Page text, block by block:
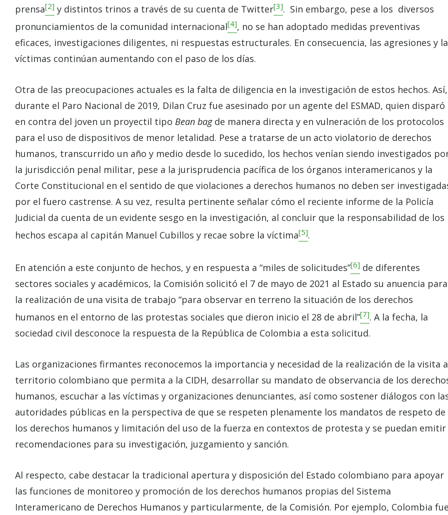
prensa[2] y distintos trinos a través de su cuenta de Twitter[3]. Sin embargo, pese a los diversos
pronunciamientos de la comunidad internacional[4], no se han adoptado medidas preventivas
eficaces, investigaciones diligentes, ni respuestas estructurales. En consecuencia, las agresiones y
víctimas continúan aumentando con el paso de los días.
Otra de las preocupaciones actuales es la falta de diligencia en la investigación de estos hechos. Así,
durante el Paro Nacional de 2019, Dilan Cruz fue asesinado por un agente del ESMAD, quien disparó
en contra del joven un proyectil tipo Bean bagde manera directa y en vulneración de los protocolos
para el uso de dispositivos de menor letalidad. Pese a tratarse de un acto violatorio de derechos
humanos, transcurrido un año y medio desde lo sucedido, los hechos venían siendo investigados
la jurisdicción penal militar, pese a la jurisprudencia pacífica de los órganos interamericanos y la
Corte Constitucional en el sentido de que violaciones a derechos humanos no deben ser
por el fuero castrense. A su vez, resulta pertinente señalar cómo el reciente informe de la Policía
Judicial da cuenta de un evidente sesgo en la investigación, al concluir que la responsabilidad de los
hechos escapa al capitán Manuel Cubillos y recae sobre la víctima[5].
En atención a este conjunto de hechos, y en respuesta a “miles de solicitudes”[6] de diferentes
sectores sociales y académicos, la Comisión solicitó el 7 de mayo de 2021 al Estado su anuencia para
la realización de una visita de trabajo “para observar en terreno la situación de los derechos
humanos en el entorno de las protestas sociales que dieron inicio el 28 de abril”[7]. A la fecha, la
sociedad civil desconoce la respuesta de la República de Colombia a esta solicitud.
Las organizaciones firmantes reconocemos la importancia y necesidad de la realización de la visita
territorio colombiano que permita a la CIDH, desarrollar su mandato de observancia de los
humanos, escuchar a las víctimas y organizaciones denunciantes, así como sostener diálogos con
autoridades públicas en la perspectiva de que se respeten plenamente los mandatos de respeto de
los derechos humanos y limitación del uso de la fuerza en contextos de protesta y se puedan emitir
recomendaciones para su investigación, juzgamiento y sanción.
Al respecto, cabe destacar la tradicional apertura y disposición del Estado colombiano para apoyar
las funciones de monitoreo y promoción de los derechos humanos propias del Sistema
Interamericano de Derechos Humanos y particularmente, de la Comisión. Por ejemplo, Colombia